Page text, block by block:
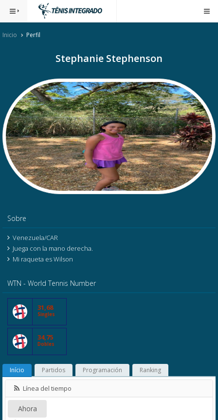
Inicio Perfil
Stephanie Stephenson
Sobre
Venezuela/CAR
Juega con la mano derecha.
Mi raqueta es Wilson
WTN - World Tennis Number
31,68
Singles
34,75
Dobles
Início Partidos Programación Ranking
Línea del tiempo
Ahora